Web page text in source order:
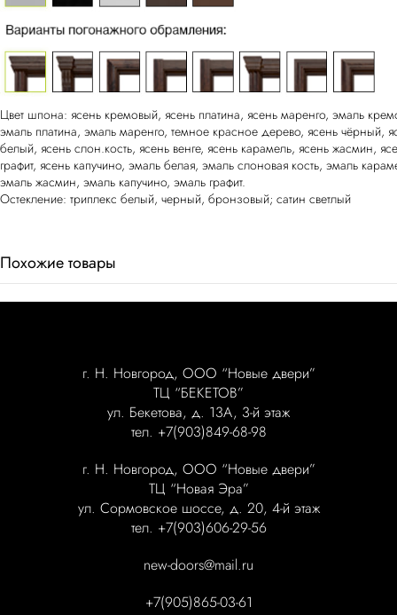
Цвет шпона: ясень кремовый, ясень платина, ясень маренго, эмаль
эмаль платина, эмаль маренго, темное красное дерево, ясень чёрный,
белый, ясень слон.кость, ясень венге, ясень карамель, ясень жасмин,
графит, ясень капучино, эмаль белая, эмаль слоновая кость, эмаль
эмаль жасмин, эмаль капучино, эмаль графит.
Остекление: триплекс белый, черный, бронзовый; сатин светлый
Похожие товары
г. Н. Новгород, ООО “Новые двери”
ТЦ “БЕКЕТОВ”
ул. Бекетова, д. 13А, 3-й этаж
тел. +7(903)849-68-98
г. Н. Новгород, ООО “Новые двери”
ТЦ “Новая Эра”
ул. Сормовское шоссе, д. 20, 4-й этаж
тел. +7(903)606-29-56
new-doors@mail.ru
+7(905)865-03-61